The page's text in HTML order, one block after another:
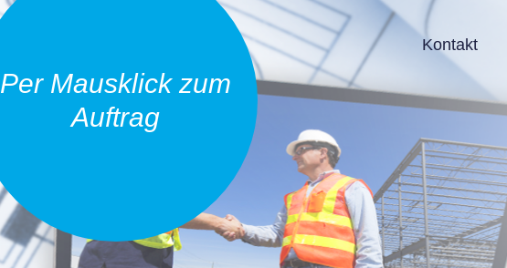
Per Mausklick zum
Auftrag
Kontakt